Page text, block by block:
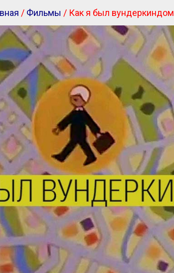
/ Фильмы / Как я был вундеркиндом